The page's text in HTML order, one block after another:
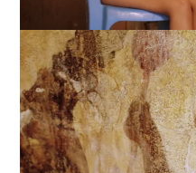
LA CANCIÓN DEL